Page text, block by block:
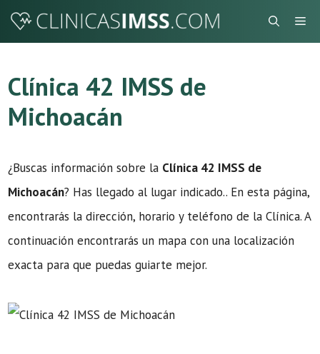
Saltar
Clínica 42 IMSS de
Michoacán
¿Buscas información sobre la Clínica 42 IMSS de
Michoacán? Has llegado al lugar indicado.. En esta página,
encontrarás la dirección, horario y teléfono de la Clínica. A
continuación encontrarás un mapa con una localización
exacta para que puedas guiarte mejor.